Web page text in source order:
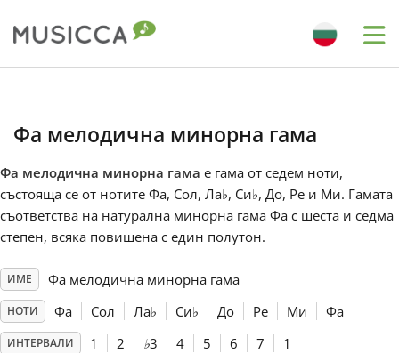
Български
English
Фа мелодична минорна гама
Фа мелодична минорна гама е гама от седем ноти,
състояща се от нотите Фа, Сол, Ла♭, Си♭, До, Ре и Ми. Гамата
съответства на натурална минорна гама Фа с шеста и седма
степен, всяка повишена с един полутон.
ИМЕ Фа мелодична минорна гама
НОТИ Фа Сол Ла♭ Си♭ До Ре Ми Фа
ИНТЕРВАЛИ 1 2 ♭3 4 5 6 7 1